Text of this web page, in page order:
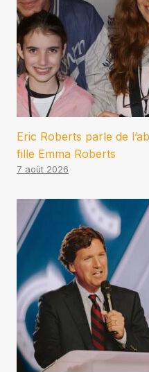
Eric Roberts parle de
fille Emma Roberts
7 août 2026